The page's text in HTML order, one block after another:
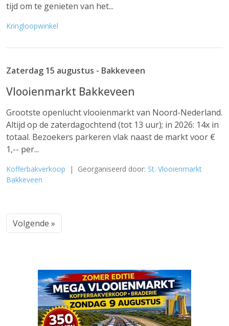
tijd om te genieten van het...
Kringloopwinkel
Zaterdag 15 augustus - Bakkeveen
Vlooienmarkt Bakkeveen
Grootste openlucht vlooienmarkt van Noord-Nederland.
Altijd op de zaterdagochtend (tot 13 uur); in 2026: 14x in
totaal. Bezoekers parkeren vlak naast de markt voor €
1,-- per...
Kofferbakverkoop | Georganiseerd door: St. Vlooienmarkt
Bakkeveen
Volgende »